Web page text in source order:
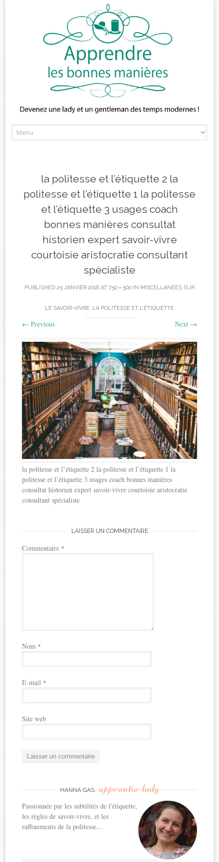
to
la politesse et l’étiquette 2 la
politesse et l’étiquette 1 la politesse
et l’étiquette 3 usages coach
bonnes manières consultat
historien expert savoir-vivre
courtoisie aristocratie consultant
spécialiste
PUBLISHED 25 JANVIER 2018 AT 750 × 500 IN MISCELLANÉES SUR
LE SAVOIR-VIVRE, LA POLITESSE ET L’ÉTIQUETTE
← Previous Next →
la politesse et l’étiquette 2 la politesse et l’étiquette 1 la
politesse et l’étiquette 3 usages coach bonnes manières
consultat historien expert savoir-vivre courtoisie aristocratie
consultant spécialiste
LAISSER UN COMMENTAIRE
Commentaire *
Nom *
E-mail *
Site web
HANNA GAS, apprentie-lady
Passionnée par les subtilités de l'étiquette,
les règles de savoir-vivre, et les
raffinements de la politesse...